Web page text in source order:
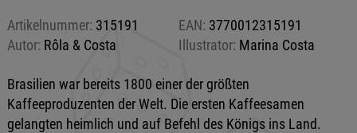
Artikelnummer: 315191 EAN: 3770012315191
Autor: Rôla & Costa Illustrator: Marina Costa
Brasilien war bereits 1800 einer der größten
Kaffeeproduzenten der Welt. Die ersten Kaffeesamen
gelangten heimlich und auf Befehl des Königs ins Land.